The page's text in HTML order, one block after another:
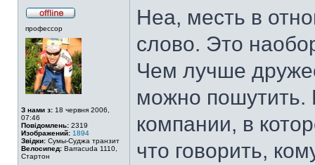
профессор
З нами з: 18 червня 2006,
07:46
Повідомлень: 2319
Изображений: 1894
Звідки: Сумы-Суджа транзит
Велосипед: Barracuda 1110,
Стартон
Неа, месть в
слово. Это
Чем лучше
можно пошутить.
компании, в
что говорить,